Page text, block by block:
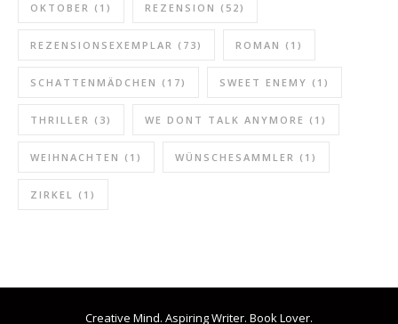
OKTOBER (1) REZENSION (52)
REZENSIONSEXEMPLAR (73) ROMAN (1)
SCHATTENMÄDCHEN (17) SWEET ENEMY (1)
THRILLER (3) WE DONT TALK ANYMORE (1)
WEIHNACHTEN (1) WÜNSCHESAMMLER (1)
ZIRKEL (1)
Creative Mind. Aspiring Writer. Book Lover.